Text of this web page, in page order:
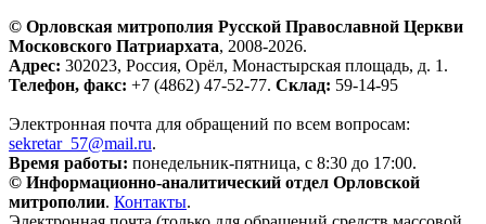
© Орловская митрополия Русской Православной Церкви
Московского Патриархата, 2008-2026.
Адрес: 302023, Россия, Орёл, Монастырская площадь, д. 1.
Телефон, факс: +7 (4862) 47-52-77. Склад: 59-14-95
Электронная почта для обращений по всем вопросам:
sekretar_57@mail.ru.
Время работы: понедельник-пятница, с 8:30 до 17:00.
© Информационно-аналитический отдел Орловской
митрополии. Контакты.